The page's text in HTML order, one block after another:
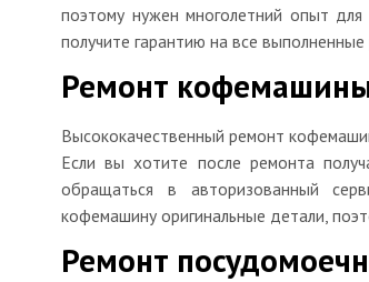
поэтому нужен многолетний опыт
получите гарантию на все
Ремонт
Высококачественный ремонт
Если вы хотите после ремонта
обращаться в авторизованный
кофемашину оригинальные детали,
Ремонт